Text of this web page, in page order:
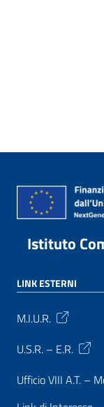
Istituto
LINK ESTERNI
M.I.U.R.
U.S.R. – E.R.
Ufficio VIII A.T. –